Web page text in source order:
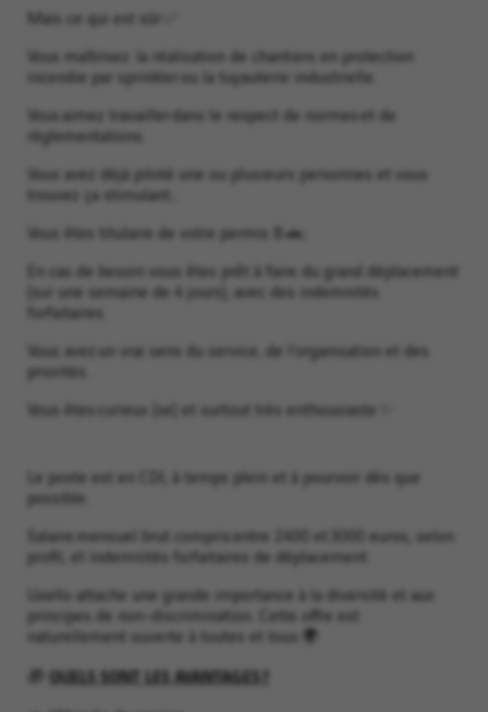
Mais ce qui est sûr ✅
Vous maîtrisez la réalisation de chantiers en protection
incendie par sprinkler ou la tuyauterie industrielle.
Vous aimez travailler dans le respect de normes et de
règlementations.
Vous avez déjà piloté une ou plusieurs personnes et vous
trouvez ça stimulant ;
Vous êtes titulaire de votre permis B 🚗;
En cas de besoin vous êtes prêt à faire du grand déplacement
(sur une semaine de 4 jours), avec des indemnités
forfaitaires.
Vous avez un vrai sens du service, de l’organisation et des
priorités.
Vous êtes curieux (se) et surtout très enthousiaste ✨
Le poste est en CDI, à temps plein et à pourvoir dès que
possible.
Salaire mensuel brut compris entre 2400 et 3000 euros, selon
profil, et indemnités forfaitaires de déplacement.
Uxello attache une grande importance à la diversité et aux
principes de non-discrimination. Cette offre est
naturellement ouverte à toutes et tous 🌍
🎁 QUELS SONT LES AVANTAGES ?